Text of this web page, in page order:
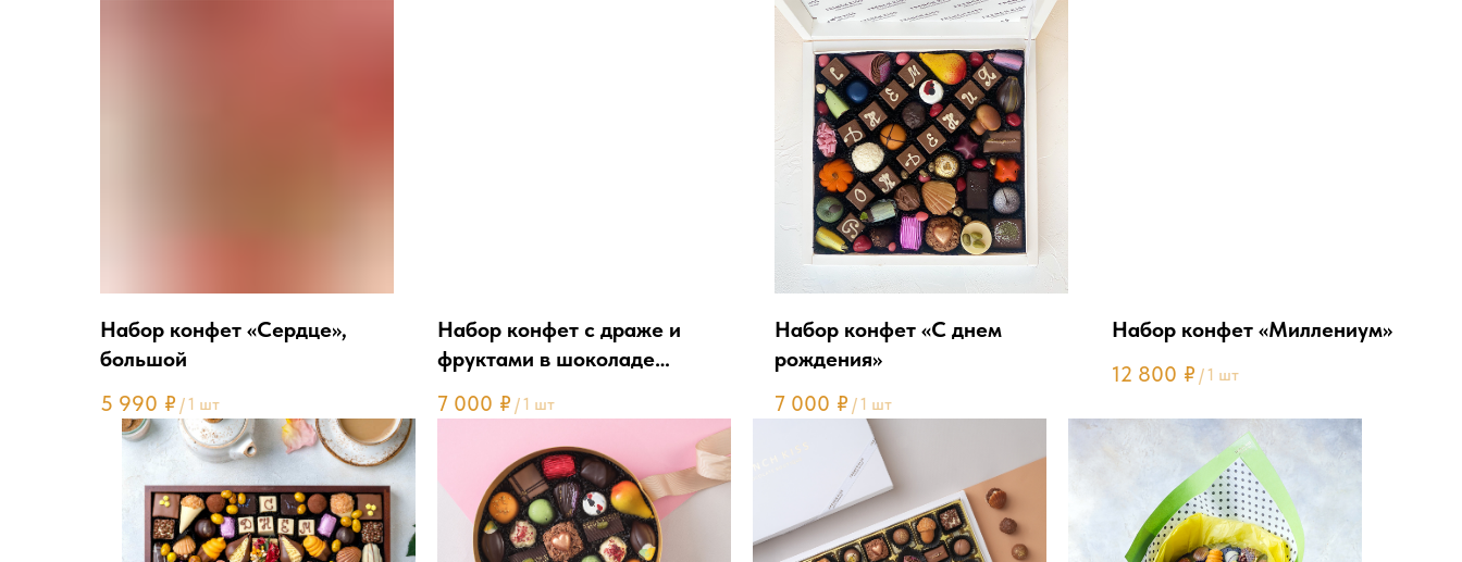
Набор конфет «Сердце»,
большой
5 990 ₽ /1 шт
Набор конфет с драже и
фруктами в шоколаде
7 000 ₽ /1 шт
Набор конфет «С днем
рождения»
7 000 ₽ /1 шт
Набор конфет «Миллениум»
12 800 ₽ /1 шт